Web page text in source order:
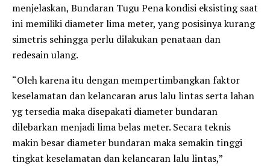
menjelaskan, Bundaran Tugu Pena kondisi eksisting saat
ini memiliki diameter lima meter, yang posisinya kurang
simetris sehingga perlu dilakukan penataan dan
redesain ulang.
“Oleh karena itu dengan mempertimbangkan faktor
keselamatan dan kelancaran arus lalu lintas serta lahan
yg tersedia maka disepakati diameter bundaran
dilebarkan menjadi lima belas meter. Secara teknis
makin besar diameter bundaran maka semakin tinggi
tingkat keselamatan dan kelancaran lalu lintas,”